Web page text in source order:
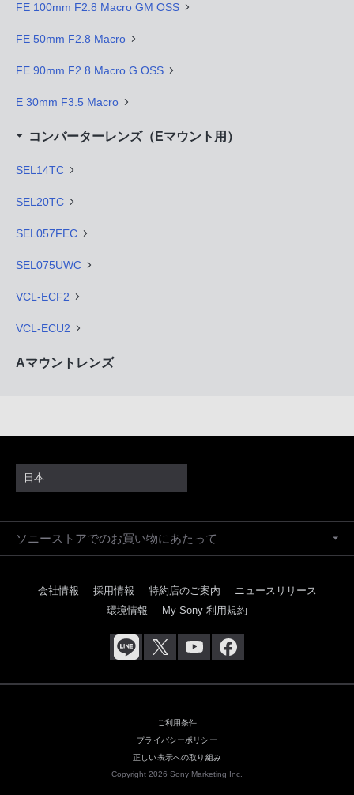
FE 100mm F2.8 Macro GM OSS
FE 50mm F2.8 Macro
FE 90mm F2.8 Macro G OSS
E 30mm F3.5 Macro
コンバーターレンズ（Eマウント用）
SEL14TC
SEL20TC
SEL057FEC
SEL075UWC
VCL-ECF2
VCL-ECU2
Aマウントレンズ
日本
ソニーストアでのお買い物にあたって
会社情報 採用情報 特約店のご案内
ニュースリリース
環境情報
My Sony 利用規約
ご利用条件
プライバシーポリシー
正しい表示への取り組み
Copyright 2026 Sony Marketing Inc.